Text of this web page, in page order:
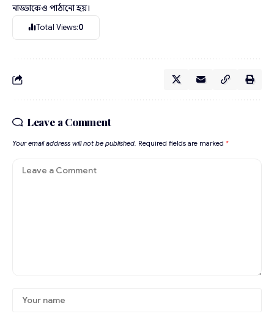
নাড্ডাকেও পাঠানো হয়।
Total Views:0
Leave a Comment
Your email address will not be published. Required fields are marked *